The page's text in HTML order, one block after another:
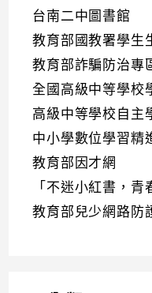
台南二中圖書館
教育部國教署學生
教育部詐騙防治專
全國高級中等學校
高級中等學校自主
中小學數位學習精
教育部因才網
「不迷小紅書，青
教育部兒少網路防